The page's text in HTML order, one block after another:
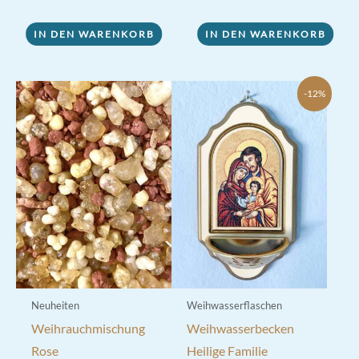
IN DEN WARENKORB IN DEN WARENKORB
Neuheiten
Weihrauchmischung
Rose
-12%
Weihwasserflaschen
Weihwasserbecken
Heilige Familie